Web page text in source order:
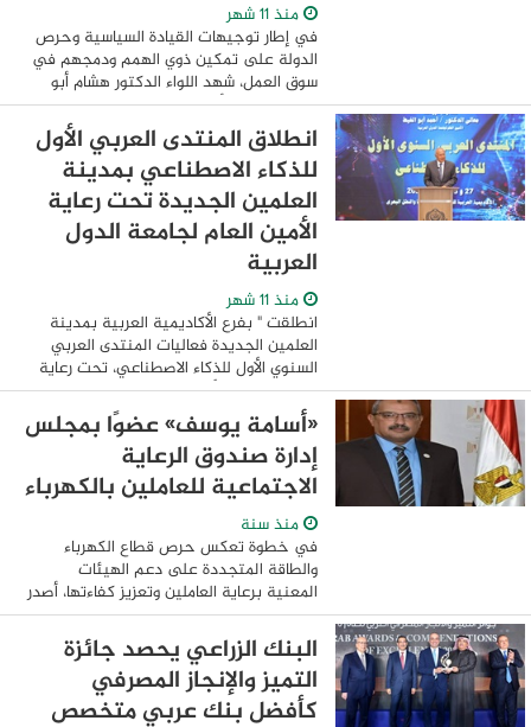
منذ 11 شهر
في إطار توجيهات القيادة السياسية وحرص
الدولة على تمكين ذوي الهمم ودمجهم في
سوق العمل، شهد اللواء الدكتور هشام أبو
النصر، محافظ أسيوط، والدكتور حازم علي،
وكيل وزارة العمل بأسيوط، اليوم، فعاليات ...
انطلاق المنتدى العربي الأول
للذكاء الاصطناعي بمدينة
العلمين الجديدة تحت رعاية
الأمين العام لجامعة الدول
العربية
منذ 11 شهر
انطلقت " بفرع الأكاديمية العربية بمدينة
العلمين الجديدة فعاليات المنتدى العربي
السنوي الأول للذكاء الاصطناعي، تحت رعاية
وحضور معالي الأمين العام لجامعة الدول
العربية أحمد أبو الغيط. شارك في ...
«أسامة يوسف» عضوًا بمجلس
إدارة صندوق الرعاية
الاجتماعية للعاملين بالكهرباء
منذ سنة
في خطوة تعكس حرص قطاع الكهرباء
والطاقة المتجددة على دعم الهيئات
المعنية برعاية العاملين وتعزيز كفاءتها، أصدر
المهندس جابر دسوقي رئيس الشركة
القابضة لكهرباء مصر قرارًا بتعيين المستشار
أسامة يوسف، ...
البنك الزراعي يحصد جائزة
التميز والإنجاز المصرفي
كأفضل بنك عربي متخصص